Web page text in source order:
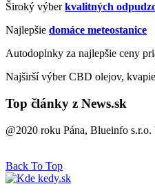
Široký výberkvalitných
Najlepšie domáce meteostanice
Autodoplnky za najlepšie ceny
Najširší výber CBD olejov,
Top články z News.sk
@2020 roku Pána, Blueinfo
Back To Top